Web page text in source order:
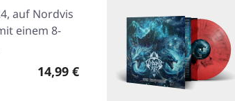
auf Nordvis
einem 8-
Regulärer Preis:
14,99 €